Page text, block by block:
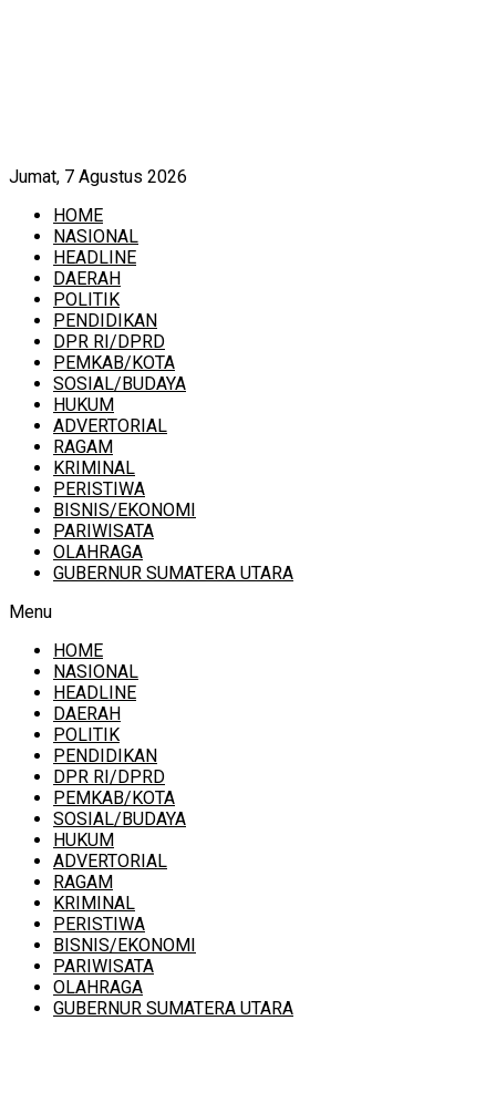
Jumat, 7 Agustus 2026
HOME
NASIONAL
HEADLINE
DAERAH
POLITIK
PENDIDIKAN
DPR RI/DPRD
PEMKAB/KOTA
SOSIAL/BUDAYA
HUKUM
ADVERTORIAL
RAGAM
KRIMINAL
PERISTIWA
BISNIS/EKONOMI
PARIWISATA
OLAHRAGA
GUBERNUR SUMATERA UTARA
Menu
HOME
NASIONAL
HEADLINE
DAERAH
POLITIK
PENDIDIKAN
DPR RI/DPRD
PEMKAB/KOTA
SOSIAL/BUDAYA
HUKUM
ADVERTORIAL
RAGAM
KRIMINAL
PERISTIWA
BISNIS/EKONOMI
PARIWISATA
OLAHRAGA
GUBERNUR SUMATERA UTARA